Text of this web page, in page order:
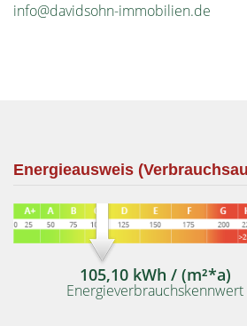
info@davidsohn-immobilien.de
Energieausweis
105,10 kWh / (m²*a)
Energieverbrauchskennwert